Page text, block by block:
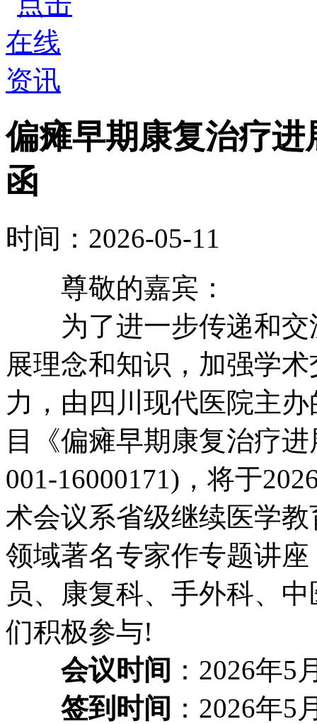
偏瘫早期康复治疗
函
时间：2026-05-11
尊敬的嘉宾：
为了进一步传递和交
展理念和知识，加强学
力，由四川现代医院主
目《偏瘫早期康复治疗
001-16000171)，将于
术会议系省级继续医学
领域著名专家作专题讲
员、康复科、手外科、
们积极参与!
会议时间 ：2026年5
签到时间 ：2026年5